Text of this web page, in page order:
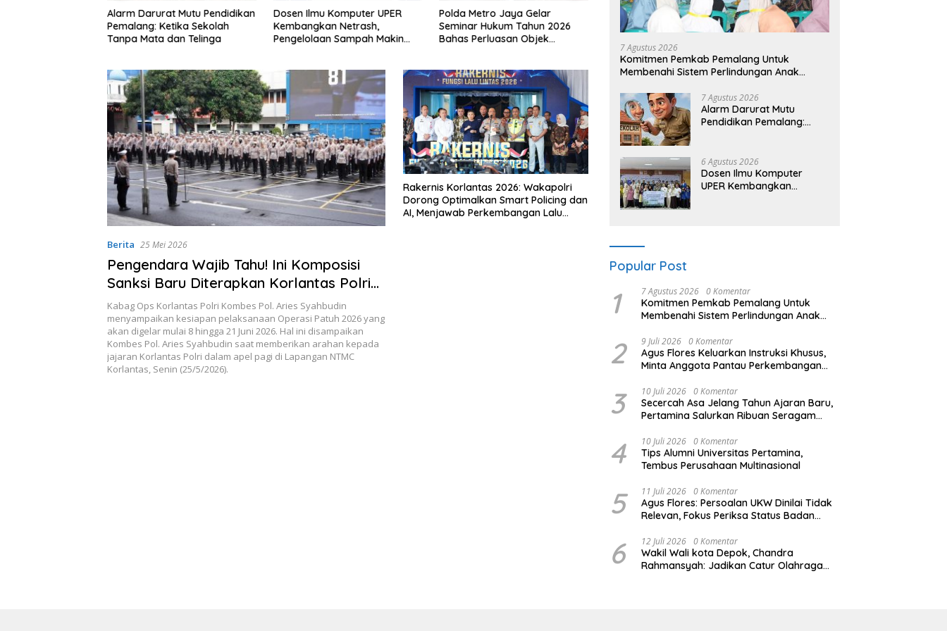
Alarm Darurat Mutu Pendidikan
Pemalang: Ketika Sekolah
Tanpa Mata dan Telinga
Dosen Ilmu Komputer UPER
Kembangkan Netrash,
Pengelolaan Sampah Makin
Polda Metro Jaya Gelar
Seminar Hukum Tahun 2026
Bahas Perluasan Objek
Imigrasi Go To School SMA
Negeri 2: Sosialisasi TPPO dan
Poltekim
Workshop Wayang untuk Anak
di Bundaran HI, Dalang Cilik
Berita 25 Mei 2026
Pengendara Wajib Tahu! Ini Komposisi
Sanksi Baru Diterapkan Korlantas Polri
di Operasi Patuh 2026
Kabag Ops Korlantas Polri Kombes Pol. Aries Syahbudin
menyampaikan kesiapan pelaksanaan Operasi Patuh 2026 yang
akan digelar mulai 8 hingga 21 Juni 2026. Hal ini disampaikan
Kombes Pol. Aries Syahbudin saat memberikan arahan kepada
jajaran Korlantas Polri dalam apel pagi di Lapangan NTMC
Korlantas, Senin (25/5/2026).
Rakernis Korlantas 2026: Wakapolri
Dorong Optimalkan Smart Policing dan
AI, Menjawab Perkembangan Lalu
7 Agustus 2026
Komitmen Pemkab Pemalang Untuk
Membenahi Sistem Perlindungan Anak
7 Agustus 2026
Alarm Darurat Mutu
Pendidikan Pemalang:
6 Agustus 2026
Dosen Ilmu Komputer
UPER Kembangkan
Popular Post
1 7 Agustus 2026 0 Komentar
Komitmen Pemkab Pemalang Untuk
Membenahi Sistem Perlindungan Anak
2 9 Juli 2026 0 Komentar
Agus Flores Keluarkan Instruksi Khusus,
Minta Anggota Pantau Perkembangan
3 10 Juli 2026 0 Komentar
Secercah Asa Jelang Tahun Ajaran Baru,
Pertamina Salurkan Ribuan Seragam
4 10 Juli 2026 0 Komentar
Tips Alumni Universitas Pertamina,
Tembus Perusahaan Multinasional
5 11 Juli 2026 0 Komentar
Agus Flores: Persoalan UKW Dinilai Tidak
Relevan, Fokus Periksa Status Badan
6 12 Juli 2026 0 Komentar
Wakil Wali kota Depok, Chandra
Rahmansyah: Jadikan Catur Olahraga